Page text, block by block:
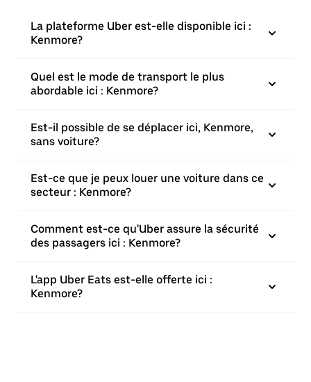
La plateforme Uber est-elle disponible ici :
Kenmore?
Quel est le mode de transport le plus
abordable ici : Kenmore?
Est-il possible de se déplacer ici, Kenmore,
sans voiture?
Est-ce que je peux louer une voiture dans ce
secteur : Kenmore?
Comment est-ce qu'Uber assure la sécurité
des passagers ici : Kenmore?
L'app Uber Eats est-elle offerte ici :
Kenmore?